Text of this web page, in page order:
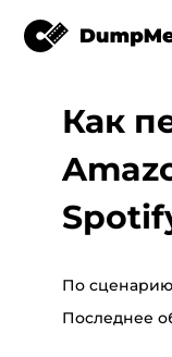
Music
Видео
Интернет
Spotify в mp3
Музыка
Apple Музыка
Как
По
Последнее